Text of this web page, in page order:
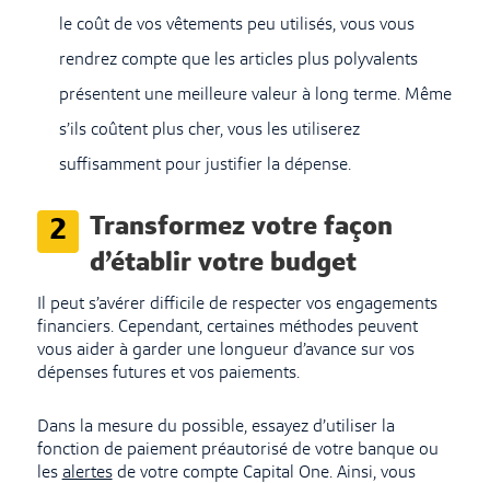
le coût de vos vêtements peu utilisés, vous vous
rendrez compte que les articles plus polyvalents
présentent une meilleure valeur à long terme. Même
s’ils coûtent plus cher, vous les utiliserez
suffisamment pour justifier la dépense.
2
Transformez votre façon
d’établir votre budget
Il peut s’avérer difficile de respecter vos engagements
financiers. Cependant, certaines méthodes peuvent
vous aider à garder une longueur d’avance sur vos
dépenses futures et vos paiements.
Dans la mesure du possible, essayez d’utiliser la
fonction de paiement préautorisé de votre banque ou
les alertesde votre compte Capital One. Ainsi, vous